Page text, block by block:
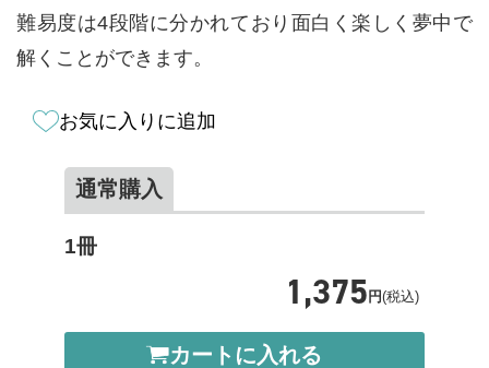
難易度は4段階に分かれており面白く楽しく夢中で
解くことができます。
お気に入りに追加
通常購入
1冊
1,375 円(税込)
カートに入れる